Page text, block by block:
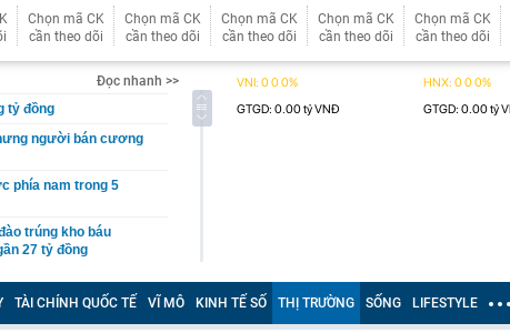
Chọn mã CK
cần theo dõi
Chọn mã CK
cần theo dõi
Chọn mã CK
cần theo dõi
Chọn mã CK
cần theo dõi
Chọn mã CK
cần theo dõi
Đọc nhanh >>
tỷ đồng
người bán cương
phía nam trong 5
trúng kho báu
27 tỷ đồng
tài khoản ngân hàng
khiến tất cả mê mẩn
TÀI CHÍNH QUỐC TẾ VĨ MÔ KINH TẾ SỐ THỊ TRƯỜNG SỐNG LIFESTYLE